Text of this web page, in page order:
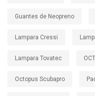
Guantes de Neopreno
Lampara Cressi
Lampara Tovatec
Octopus Scubapro